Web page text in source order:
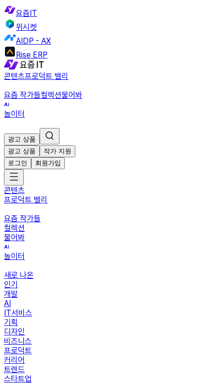
요즘IT
위시켓
AIDP - AX
Rise ERP
콘텐츠프로덕트 밸리
요즘 작가들컬렉션물어봐
놀이터
광고 상품
광고 상품
작가 지원
로그인
회원가입
콘텐츠
프로덕트 밸리
요즘 작가들
컬렉션
물어봐
놀이터
새로 나온
인기
개발
AI
IT서비스
기획
디자인
비즈니스
프로덕트
커리어
트렌드
스타트업